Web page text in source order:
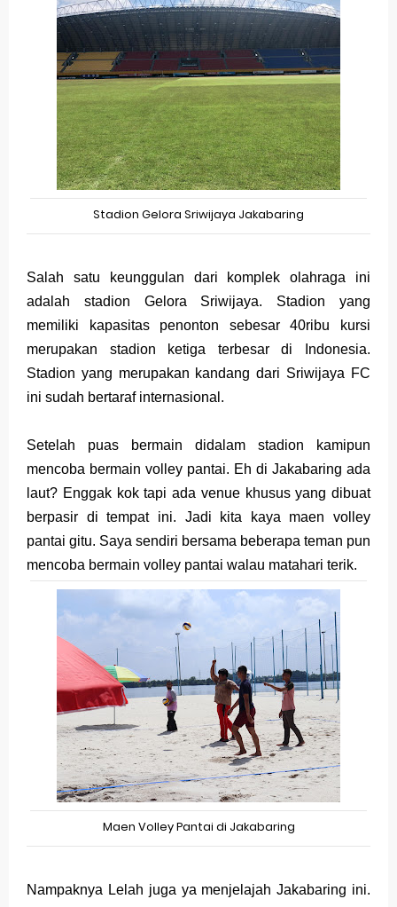
Stadion Gelora Sriwijaya Jakabaring
Salah satu keunggulan dari komplek olahraga ini
adalah stadion Gelora Sriwijaya. Stadion yang
memiliki kapasitas penonton sebesar 40ribu kursi
merupakan stadion ketiga terbesar di Indonesia.
Stadion yang merupakan kandang dari Sriwijaya FC
ini sudah bertaraf internasional.
Setelah puas bermain didalam stadion kamipun
mencoba bermain volley pantai. Eh di Jakabaring ada
laut? Enggak kok tapi ada venue khusus yang dibuat
berpasir di tempat ini. Jadi kita kaya maen volley
pantai gitu. Saya sendiri bersama beberapa teman pun
mencoba bermain volley pantai walau matahari terik.
Maen Volley Pantai di Jakabaring
Nampaknya Lelah juga ya menjelajah Jakabaring ini.